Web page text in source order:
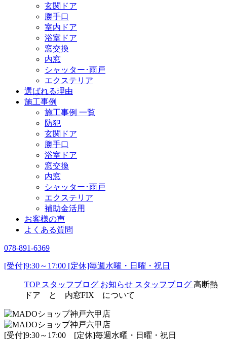
玄関ドア
勝手口
室内ドア
浴室ドア
窓交換
内窓
シャッター･雨戸
エクステリア
選ばれる理由
施工事例
施工事例 一覧
防犯
玄関ドア
勝手口
浴室ドア
窓交換
内窓
シャッター･雨戸
エクステリア
補助金活用
お客様の声
よくある質問
078-891-6369
[受付]9:30～17:00 [定休]毎週水曜・日曜・祝日
TOP スタッフブログ お知らせ スタッフブログ 高断熱
ドア と 内窓FIX について
[受付]9:30～17:00 [定休]毎週水曜・日曜・祝日